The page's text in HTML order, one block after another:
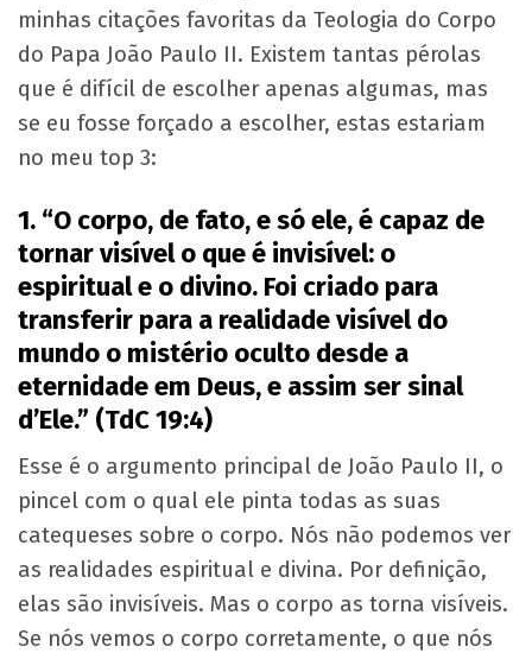
minhas citações favoritas da Teologia do Corpo
do Papa João Paulo II. Existem tantas pérolas
que é difícil de escolher apenas algumas, mas
se eu fosse forçado a escolher, estas estariam
no meu top 3:
1. “O corpo, de fato, e só ele, é capaz de
tornar visível o que é invisível: o
espiritual e o divino. Foi criado para
transferir para a realidade visível do
mundo o mistério oculto desde a
eternidade em Deus, e assim ser sinal
d’Ele.” (TdC 19:4)
Esse é o argumento principal de João Paulo II, o
pincel com o qual ele pinta todas as suas
catequeses sobre o corpo. Nós não podemos ver
as realidades espiritual e divina. Por definição,
elas são invisíveis. Mas o corpo as torna visíveis.
Se nós vemos o corpo corretamente, o que nós